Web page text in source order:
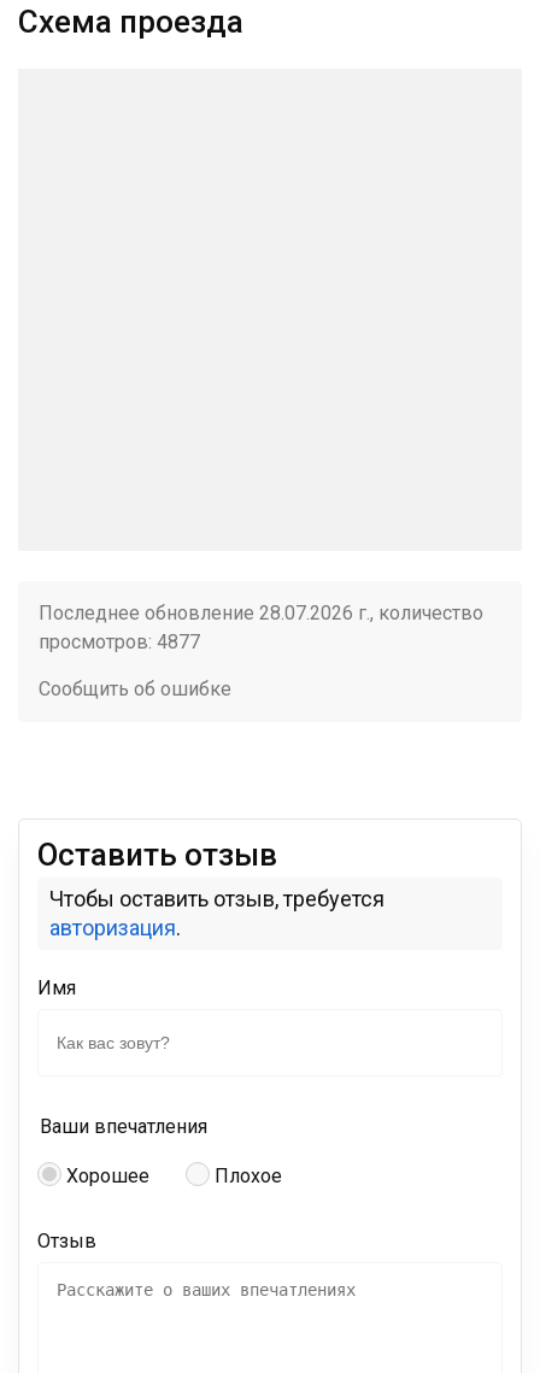
Схема проезда
Последнее обновление 28.07.2026 г., количество
просмотров: 4877
Сообщить об ошибке
Оставить отзыв
Чтобы оставить отзыв, требуется
авторизация.
Имя
Ваши впечатления
Хорошее Плохое
Отзыв